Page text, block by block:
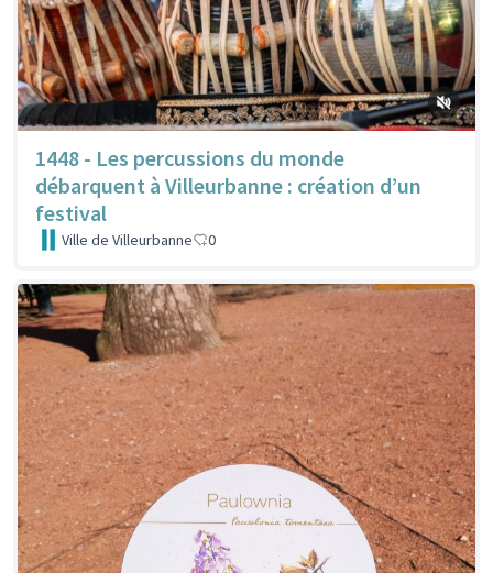
1448 - Les percussions du monde
débarquent à Villeurbanne : création d’un
festival
Ville de Villeurbanne 0